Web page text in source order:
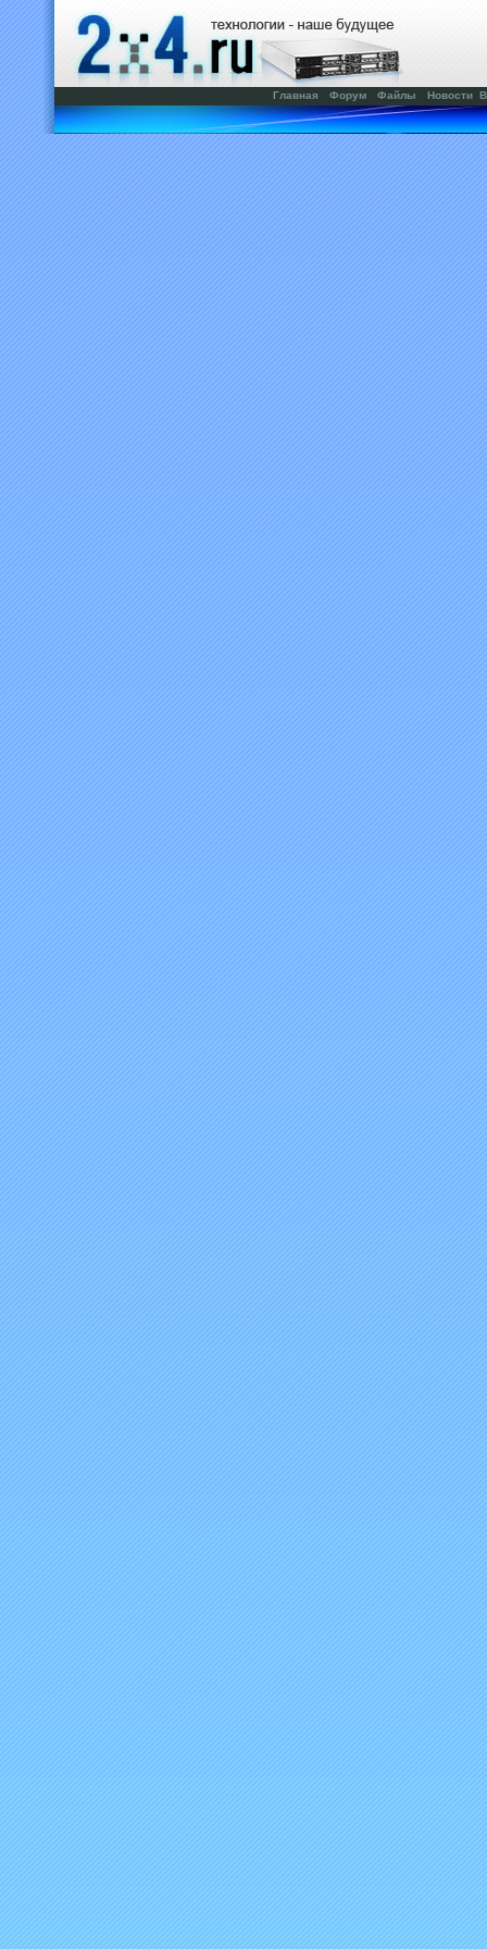
Главная Форум Файлы Новости